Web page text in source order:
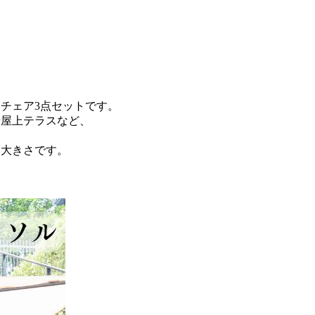
ェア3点セットです。
上テラスなど、
きさです。